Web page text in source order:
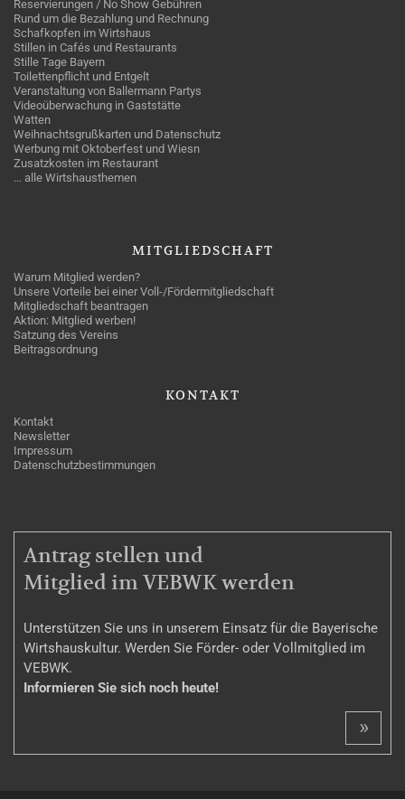
Reservierungen / No Show Gebühren
Rund um die Bezahlung und Rechnung
Schafkopfen im Wirtshaus
Stillen in Cafés und Restaurants
Stille Tage Bayern
Toilettenpflicht und Entgelt
Veranstaltung von Ballermann Partys
Videoüberwachung in Gaststätte
Watten
Weihnachtsgrußkarten und Datenschutz
Werbung mit Oktoberfest und Wiesn
Zusatzkosten im Restaurant
… alle Wirtshausthemen
MITGLIEDSCHAFT
Warum Mitglied werden?
Unsere Vorteile bei einer Voll-/Fördermitgliedschaft
Mitgliedschaft beantragen
Aktion: Mitglied werben!
Satzung des Vereins
Beitragsordnung
KONTAKT
Kontakt
Newsletter
Impressum
Datenschutzbestimmungen
MITGLIEDSCHAFT
Antrag stellen und
Mitglied im VEBWK werden
Unterstützen Sie uns in unserem Einsatz für die Bayerische
Wirtshauskultur. Werden Sie Förder- oder Vollmitglied im
VEBWK.
Informieren Sie sich noch heute!
»